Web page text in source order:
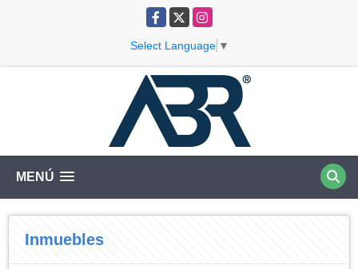
Facebook
X Instagram
Select Language ▼
MENÚ
Inmuebles